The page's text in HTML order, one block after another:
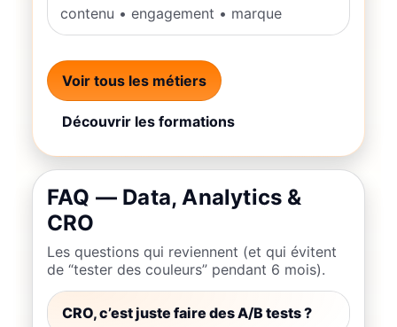
contenu • engagement • marque
Voir tous les métiers
Découvrir les formations
FAQ — Data, Analytics &
CRO
Les questions qui reviennent (et qui évitent
de “tester des couleurs” pendant 6 mois).
CRO, c’est juste faire des A/B tests ?